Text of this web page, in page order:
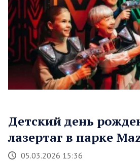
Детский день
лазертаг в парке
05.03.2026 15:36